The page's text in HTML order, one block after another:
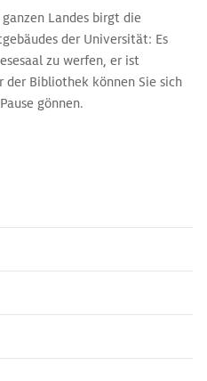
Landes birgt die
der Universität: Es
zu werfen, er ist
Bibliothek können Sie sich
gönnen.